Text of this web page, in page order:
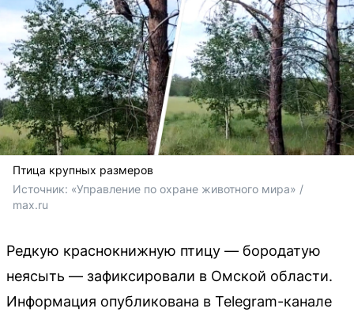
Птица крупных размеров
Источник: «Управление по охране животного мира» /
max.ru
Редкую краснокнижную птицу — бородатую
неясыть — зафиксировали в Омской области.
Информация опубликована в Telegram-канале